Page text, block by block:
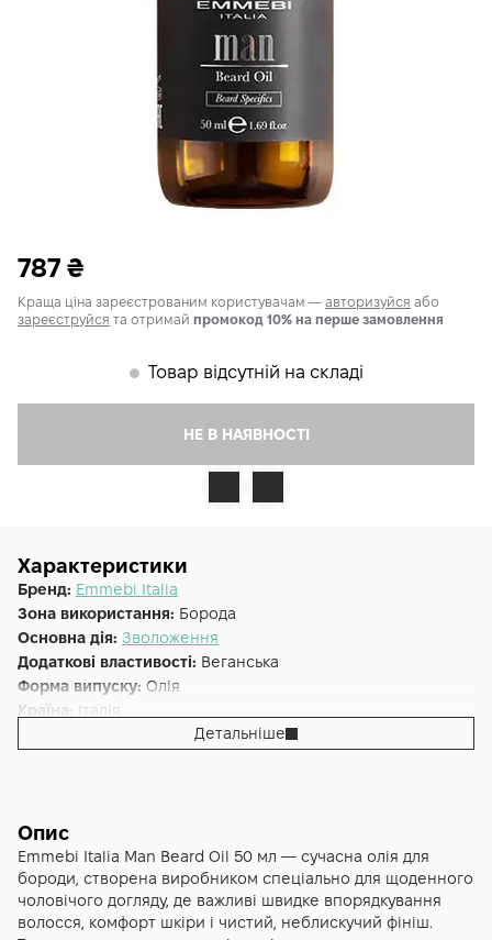
787 ₴
Краща ціна зареєстрованим користувачам — авторизуйся або
зареєструйся та отримай промокод 10% на перше замовлення
𒊹 Товар відсутній на складі
НЕ В НАЯВНОСТІ
Характеристики
Бренд: Emmebi Italia
Зона використання: Борода
Основна дія: Зволоження
Додаткові властивості: Веганська
Форма випуску: Олія
Країна:
Італія
Emmebi Italia Gate Man
Детальніше
Опис
Emmebi Italia Man Beard Oil 50 мл — сучасна олія для
бороди, створена виробником спеціально для щоденного
чоловічого догляду, де важливі швидке впорядкування
волосся, комфорт шкіри і чистий, неблискучий фініш.